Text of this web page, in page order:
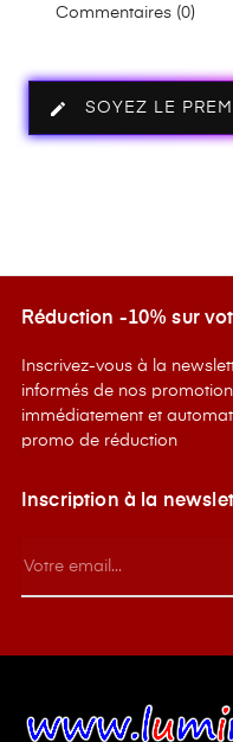
Commentaires (0)
edit SOYEZ LE
Réduction -10% sur
Inscrivez-vous à la
informés de nos
immédiatement et
promo de réduction
Inscription à la